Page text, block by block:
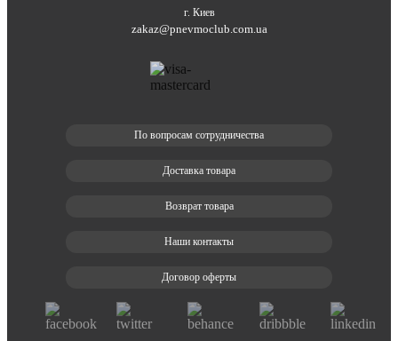
г. Киев
zakaz@pnevmoclub.com.ua
По вопросам сотрудничества
Доставка товара
Возврат товара
Наши контакты
Договор оферты